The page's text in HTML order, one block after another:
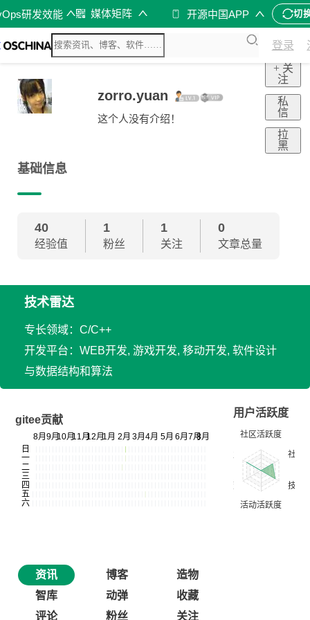
研发效能 媒体矩阵 开源中国APP 切
登录
zorro.yuan
这个人没有介绍！
+ 关
注
私
信
拉
黑
基础信息
40
经验值
1
粉丝
1
关注
0
文章总量
技术雷达
专长领域：C/C++
开发平台：WEB开发, 游戏开发, 移动开发, 软件设计
与数据结构和算法
gitee贡献
用户活跃度
资讯 博客
造物
智库
动弹
收藏
评论
粉丝 关注